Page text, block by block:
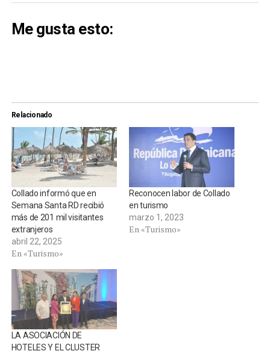
Me gusta esto:
Relacionado
Collado informó que en
Semana Santa RD recibió
más de 201 mil visitantes
extranjeros
abril 22, 2025
En «Turismo»
Reconocen labor de Collado
en turismo
marzo 1, 2023
En «Turismo»
LA ASOCIACIÓN DE
HOTELES Y EL CLUSTER